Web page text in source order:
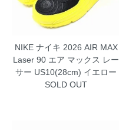
NIKE ナイキ 2026 AIR MAX
Laser 90 エア マックス レー
サー US10(28cm) イエロー
SOLD OUT